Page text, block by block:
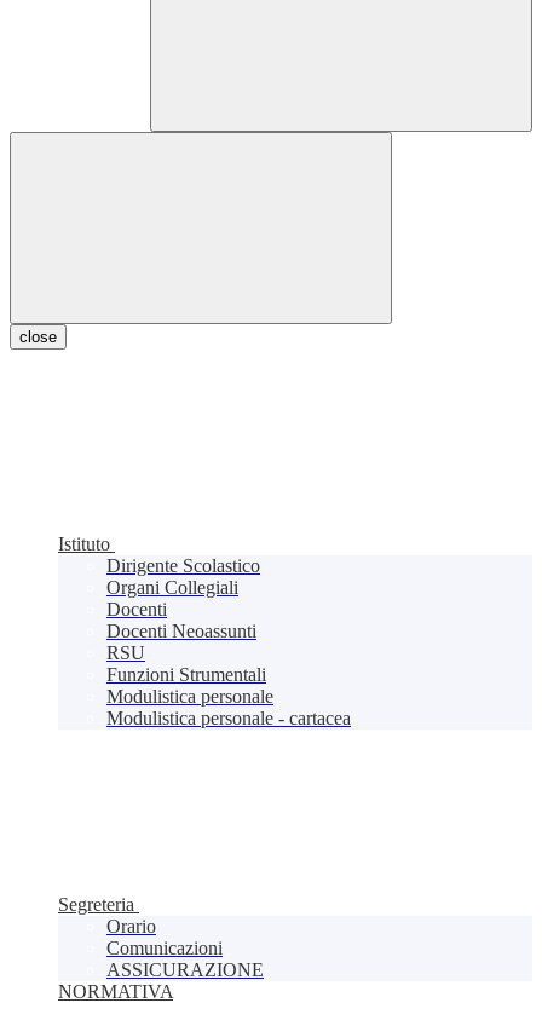
close
Istituto
Dirigente Scolastico
Organi Collegiali
Docenti
Docenti Neoassunti
RSU
Funzioni Strumentali
Modulistica personale
Modulistica personale - cartacea
Segreteria
Orario
Comunicazioni
ASSICURAZIONE
NORMATIVA